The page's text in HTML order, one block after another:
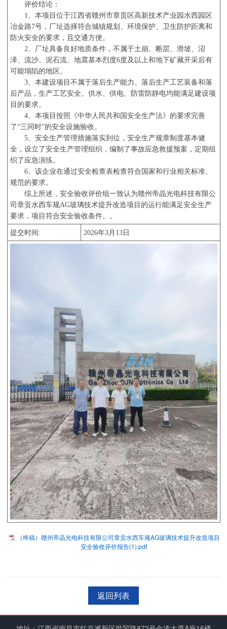
评价结论：
1、本项目位于江西省赣州市章贡区高新技术产业园水西园区
冶金路7号，厂址选择符合城镇规划、环境保护、卫生防护距离和
防火安全的要求，且交通方便。
2、厂址具备良好地质条件，不属于土崩、断层、滑坡、沼
泽、流沙、泥石流、地震基本烈度6度及以上和地下矿藏开采后有
可能塌陷的地区。
3、本建设项目不属于落后生产能力、落后生产工艺装备和落
后产品，生产工艺安全。供水、供电、防雷防静电均能满足建设项
目的要求。
4、本项目按照《中华人民共和国安全生产法》的要求完善
了“三同时”的安全设施验收。
5、安全生产管理措施落实到位，安全生产规章制度基本健
全，设立了安全生产管理组织，编制了事故应急救援预案，定期组
织了应急演练。
6、该企业在通过安全检查表检查符合国家和行业相关标准、
规范的要求。
综上所述，安全验收评价组一致认为赣州帝晶光电科技有限公
司章贡水西车规AG玻璃技术提升改造项目的运行能满足安全生产
要求，项目符合安全验收条件。 。
提交时间 : 2026年3月 13日
（终稿）赣州帝晶光电科技有限公司章贡水西车规AG玻璃技术提升改造项目
安全验收评价报告(1).pdf
返回列表